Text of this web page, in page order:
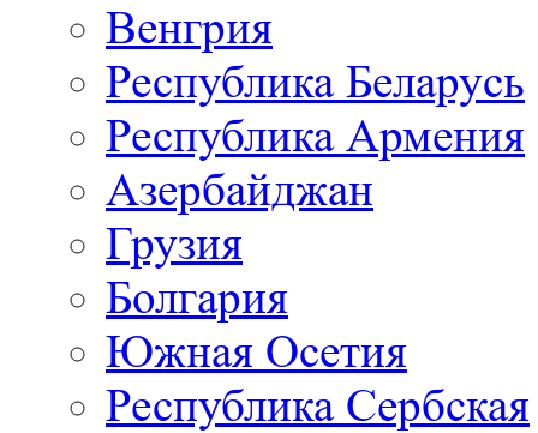
Венгрия
Республика Беларусь
Республика Армения
Азербайджан
Грузия
Болгария
Южная Осетия
Республика Сербская